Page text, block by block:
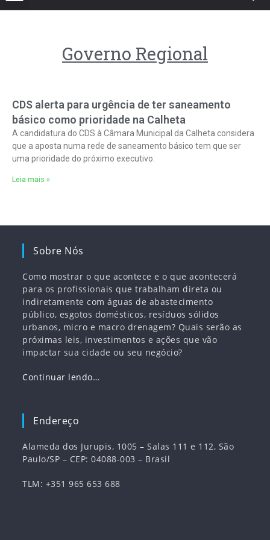
Governo Regional
CDS alerta para urgência de ter saneamento
básico como prioridade na Calheta
A candidatura do CDS à Câmara Municipal da Calheta considera
que a aposta numa rede de saneamento básico tem que ser
uma prioridade do próximo executivo.
Leia mais »
Sobre Nós
Como mostrar o que acontece e o que acontecerá
para os profissionais que trabalham direta ou
indiretamente com águas de abastecimento
público, esgotos domésticos, resíduos sólidos
urbanos, micro e macro drenagem? Quais serão as
próximas leis, investimentos e ações que vão
impactar sua cidade ou seu negócio?
Continuar lendo…
Endereço
Alameda dos Jurupis, 1005 – Salas 111 e 112, São
Paulo/SP – CEP: 04088-003 – Brasil
TLM: +351 965 653 688